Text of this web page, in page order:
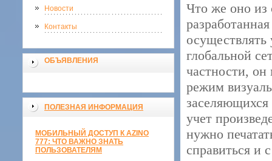
Новости
Контакты
ОБЪЯВЛЕНИЯ
ПОЛЕЗНАЯ ИНФОРМАЦИЯ
МОБИЛЬНЫЙ ДОСТУП К AZINO
777: ЧТО ВАЖНО ЗНАТЬ
ПОЛЬЗОВАТЕЛЯМ
Что же оно из
осуществлять
глобальной
частности, он
режим
учет
нужно
справиться и